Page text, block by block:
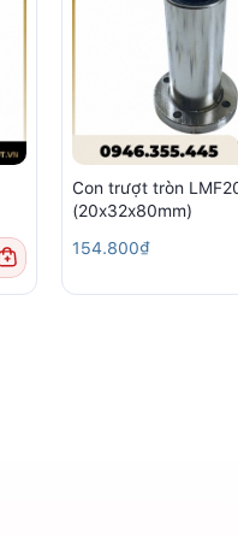
Con trượt tròn
(20x32x80mm)
154.800₫